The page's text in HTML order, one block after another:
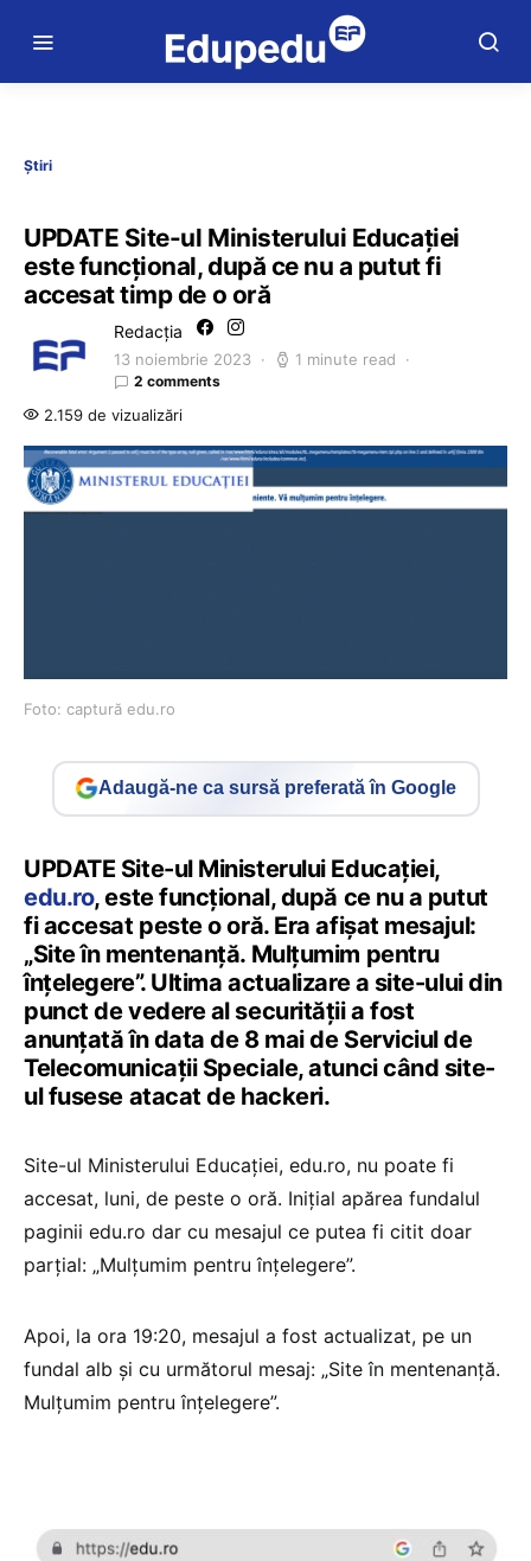
Știri
UPDATE Site-ul Ministerului Educației
este funcțional, după ce nu a putut fi
accesat timp de o oră
Redacția
13 noiembrie 2023 1 minute read
2 comments
2.159 de vizualizări
Foto: captură edu.ro
Adaugă-ne ca sursă preferată în Google
UPDATE Site-ul Ministerului Educației,
edu.ro, este funcțional, după ce nu a putut
fi accesat peste o oră. Era afișat mesajul:
„Site în mentenanță. Mulțumim pentru
înțelegere”. Ultima actualizare a site-ului din
punct de vedere al securității a fost
anunțată în data de 8 mai de Serviciul de
Telecomunicații Speciale, atunci când site-
ul fusese atacat de hackeri.
Site-ul Ministerului Educației, edu.ro, nu poate fi
accesat, luni, de peste o oră. Inițial apărea fundalul
paginii edu.ro dar cu mesajul ce putea fi citit doar
parțial: „Mulțumim pentru înțelegere”.
Apoi, la ora 19:20, mesajul a fost actualizat, pe un
fundal alb și cu următorul mesaj: „Site în mentenanță.
Mulțumim pentru înțelegere”.